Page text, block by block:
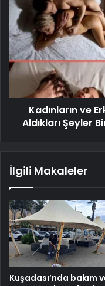
Kadınların ve
Aldıkları Şeyler
İlgili Makaleler
Kuşadası’nda bakım